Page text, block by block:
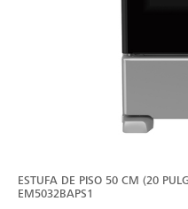
ESTUFA DE PISO 50 CM (20
EM5032BAPS1